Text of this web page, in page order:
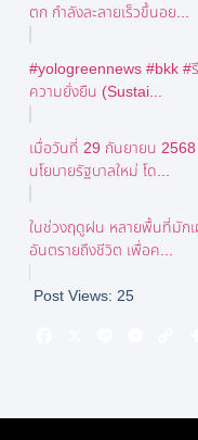
ตก กำลังละลายเร็วขึ้นอย...
#yologreennews #bkk #รี
ความยั่งยืน (Sustai...
เมื่อวันที่ 29 กันยายน
นโยบายรัฐบาลใหม่ โด...
ในช่วงฤดูฝน หลายพื้นที่มัก
อันตรายถึงชีวิต เพื่อค...
Post Views: 25